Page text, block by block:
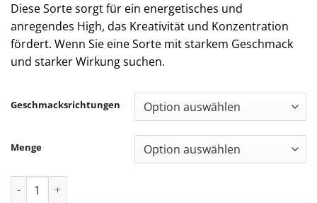
Diese Sorte sorgt für ein energetisches und
anregendes High, das Kreativität und Konzentration
fördert. Wenn Sie eine Sorte mit starkem Geschmack
und starker Wirkung suchen.
Geschmacksrichtungen
Menge
Gas House Packwoods Disposable Vape Menge